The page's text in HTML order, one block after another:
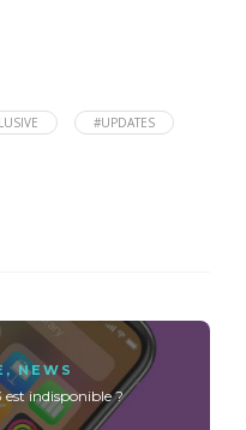
#UPDATES
,NEWS
est indisponible ?